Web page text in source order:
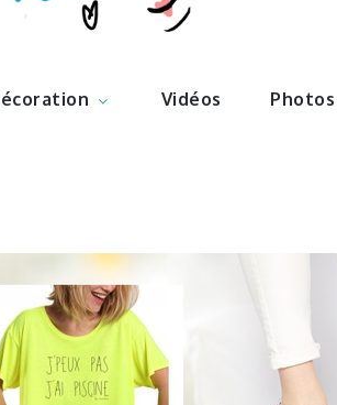
– le
Nadoo
Vidéos Photos